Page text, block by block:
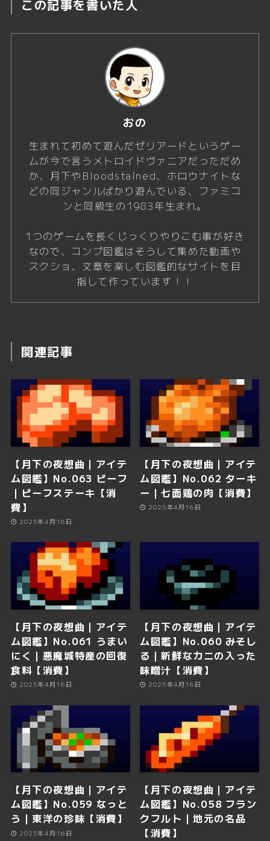
この記事を書いた人
おの
生まれて初めて遊んだゼリアードというゲー
ムが今で言うメトロイドヴァニアだっただめ
か、月下やBloodstained、ホロウナイトな
どの同ジャンルばかり遊んでいる、ファミコ
ンと同級生の1983年生まれ。
1つのゲームを長くじっくりやりこむ事が好き
なので、コンプ図鑑はそうして集めた動画や
スクショ、文章を楽しむ図鑑的なサイトを目
指して作っています！！
関連記事
【月下の夜想曲｜アイテ
ム図鑑】No.063 ビーフ
｜ビーフステーキ【消
費】
2025年4月16日
【月下の夜想曲｜アイテ
ム図鑑】No.062 ターキ
ー｜七面鶏の肉【消費】
2025年4月16日
【月下の夜想曲｜アイテ
ム図鑑】No.061 うまい
にく｜悪魔城特産の回復
食料【消費】
2025年4月16日
【月下の夜想曲｜アイテ
ム図鑑】No.060 みそし
る｜新鮮なカニの入った
味噌汁【消費】
2025年4月16日
【月下の夜想曲｜アイテ
ム図鑑】No.059 なっと
う｜東洋の珍味【消費】
2025年4月16日
【月下の夜想曲｜アイテ
ム図鑑】No.058 フラン
クフルト｜地元の名品
【消費】